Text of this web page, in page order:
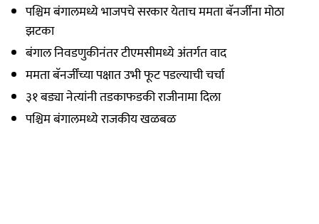
पश्चिम बंगालमध्ये भाजपचे सरकार येताच ममता बॅनर्जींना मोठा
झटका
बंगाल निवडणुकीनंतर टीएमसीमध्ये अंतर्गत वाद
ममता बॅनर्जींच्या पक्षात उभी फूट पडल्याची चर्चा
३१ बड्या नेत्यांनी तडकाफडकी राजीनामा दिला
पश्चिम बंगालमध्ये राजकीय खळबळ